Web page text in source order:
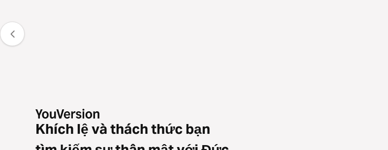
Khích lệ và thách thức bạn